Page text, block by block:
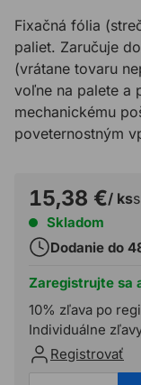
Fixačná fólia
paliet. Zaručuje
(vrátane tovaru
voľne na palete a
mechanickému
poveternostným
15,38 €/ ks
Skladom
Dodanie do
Zaregistrujte sa
10% zľava po
Individuálne
Registrovať